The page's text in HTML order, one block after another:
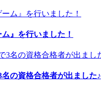
』を行いました！
の資格合格者が出ました♪